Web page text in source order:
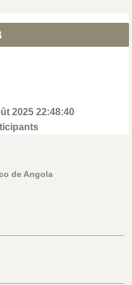
2025 22:48:40
de Angola